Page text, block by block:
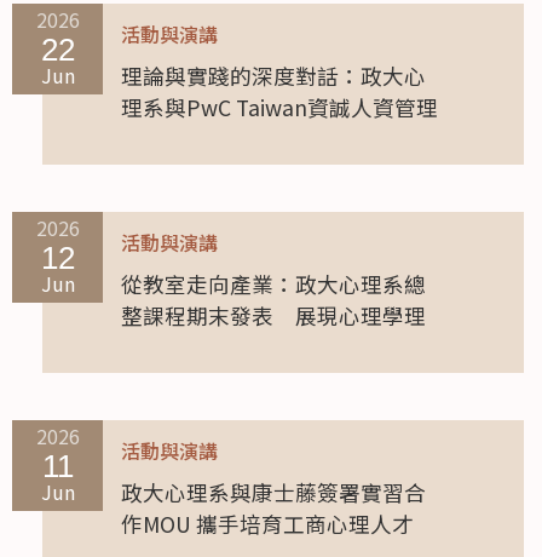
2026
22
Jun
活動與演講
理論與實踐的深度對話：政大心
理系與PwC Taiwan資誠人資管理
開拓行為科學實務場域
2026
12
Jun
活動與演講
從教室走向產業：政大心理系總
整課程期末發表 展現心理學理
2026
11
Jun
活動與演講
政大心理系與康士藤簽署實習合
作MOU 攜手培育工商心理人才